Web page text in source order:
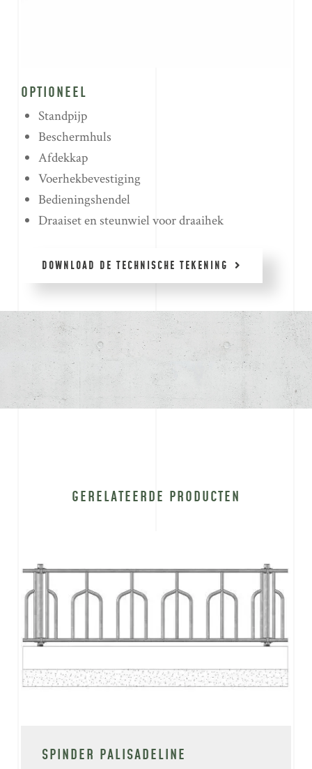
OPTIONEEL
Standpijp
Beschermhuls
Afdekkap
Voerhekbevestiging
Bedieningshendel
Draaiset en steunwiel voor draaihek
DOWNLOAD DE TECHNISCHE TEKENING
GERELATEERDE PRODUCTEN
SPINDER PALISADELINE